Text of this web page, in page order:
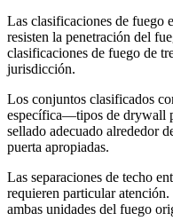
Las clasificaciones de fuego
resisten la penetración del
clasificaciones de fuego de
jurisdicción.
Los conjuntos clasificados
específica—tipos de drywall
sellado adecuado alrededor
puerta apropiadas.
Las separaciones de techo
requieren particular
ambas unidades del fuego